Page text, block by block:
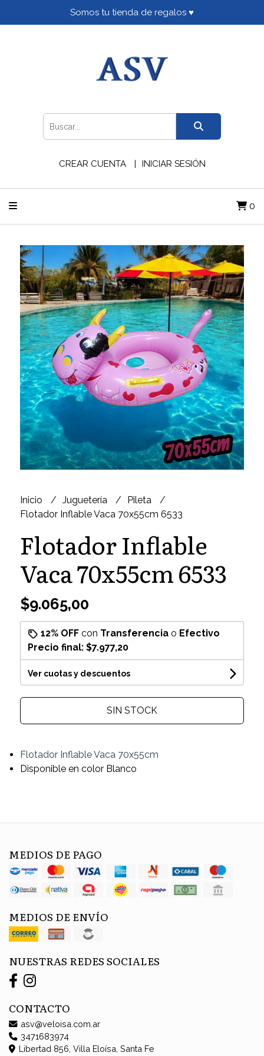
Somos tu tienda de regalos ♥
CREAR CUENTA INICIAR SESIÓN
0
Inicio Juguetería
Pileta
Flotador Inflable Vaca 70x55cm 6533
Flotador Inflable
Vaca 70x55cm 6533
$9.065,00
12% OFFcon Transferenciao Efectivo
Precio final: $7.977,20
Ver cuotas y descuentos
SIN STOCK
Flotador Inflable Vaca 70x55cm
Disponible en color Blanco
MEDIOS DE PAGO
MEDIOS DE ENVÍO
NUESTRAS REDES SOCIALES
CONTACTO
asv@veloisa.com.ar
3471683974
Libertad 856, Villa Eloísa, Santa Fe